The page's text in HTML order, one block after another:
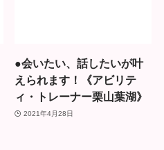
●会いたい、話したいが叶
えられます！《アビリテ
ィ・トレーナー栗山葉湖》
2021年4月28日